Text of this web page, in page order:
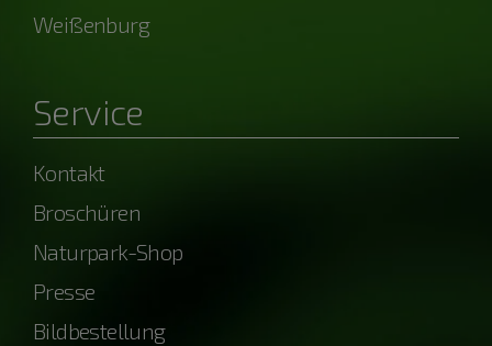
Weißenburg
Service
Kontakt
Broschüren
Naturpark-Shop
Presse
Bildbestellung